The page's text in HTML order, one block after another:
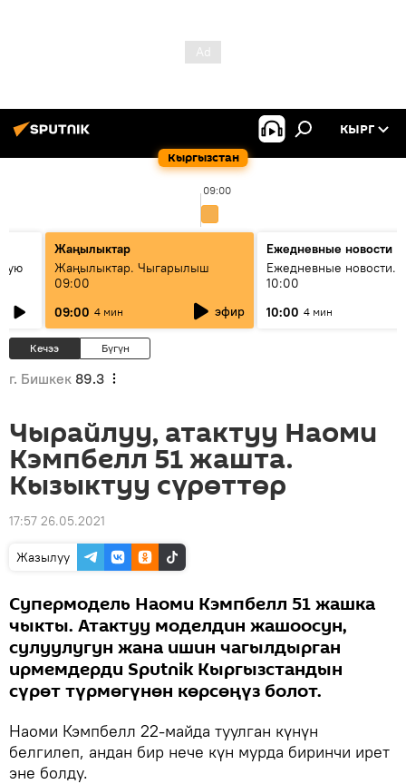
Кыргызстан
КЫРГ
09:00
Жаңылыктар
Жаңылыктар. Чыгарылыш
09:00
09:00 4 мин эфир
Ежедневные новости
Ежедневные новости.
10:00
10:00 4 мин
Кечээ Бүгүн
г. Бишкек 89.3
Чырайлуу, атактуу Наоми
Кэмпбелл 51 жашта.
Кызыктуу сүрөттөр
17:57 26.05.2021
Жазылуу
Супермодель Наоми Кэмпбелл 51 жашка
чыкты. Атактуу моделдин жашоосун,
сулуулугун жана ишин чагылдырган
ирмемдерди Sputnik Кыргызстандын
сүрөт түрмөгүнөн көрсөңүз болот.
Наоми Кэмпбелл 22-майда туулган күнүн
белгилеп, андан бир нече күн мурда биринчи ирет
эне болду.